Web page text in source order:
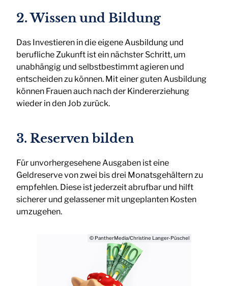
2. Wissen und Bildung
Das Investieren in die eigene Ausbildung und
berufliche Zukunft ist ein nächster Schritt, um
unabhängig und selbstbestimmt agieren und
entscheiden zu können. Mit einer guten Ausbildung
können Frauen auch nach der Kindererziehung
wieder in den Job zurück.
3. Reserven bilden
Für unvorhergesehene Ausgaben ist eine
Geldreserve von zwei bis drei Monatsgehältern zu
empfehlen. Diese ist jederzeit abrufbar und hilft
sicherer und gelassener mit ungeplanten Kosten
umzugehen.
© PantherMedia/Christine Langer-Püschel